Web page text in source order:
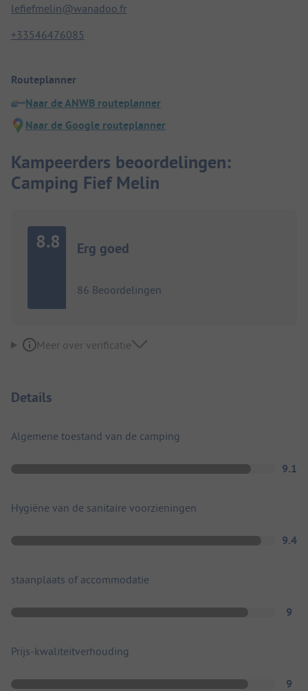
lefiefmelin@wanadoo.fr
+33546476085
Routeplanner
Naar de ANWB routeplanner
Naar de Google routeplanner
Kampeerders beoordelingen:
Camping Fief Melin
8.8 Erg goed
86 Beoordelingen
Meer over verificatie
Details
Algemene toestand van de camping
9.1
Hygiëne van de sanitaire voorzieningen
9.4
staanplaats of accommodatie
9
Prijs-kwaliteitverhouding
9